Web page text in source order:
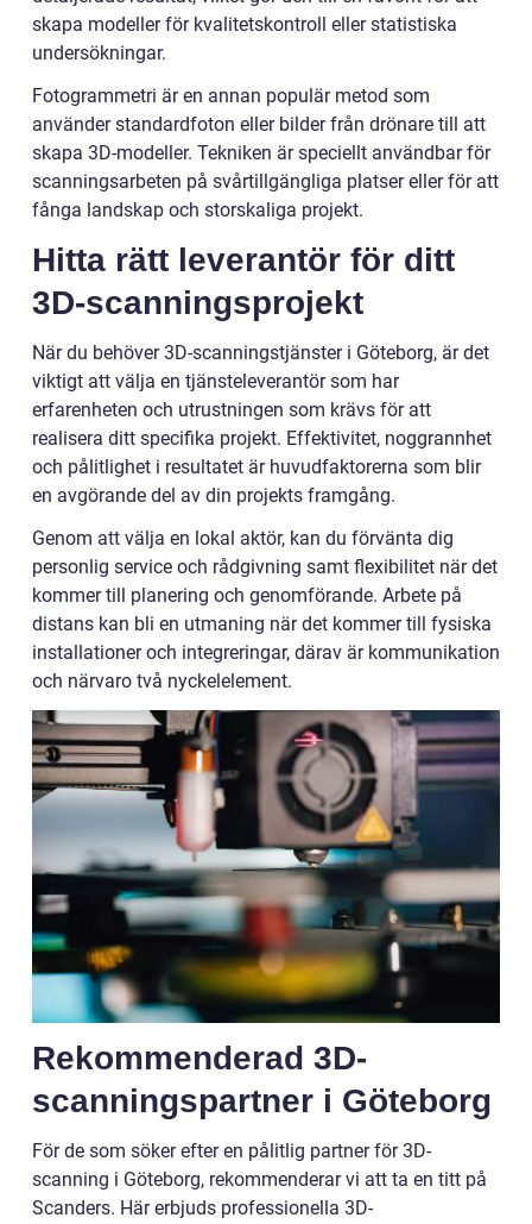
skapa modeller för kvalitetskontroll eller statistiska
undersökningar.
Fotogrammetri är en annan populär metod som
använder standardfoton eller bilder från drönare till att
skapa 3D-modeller. Tekniken är speciellt användbar för
scanningsarbeten på svårtillgängliga platser eller för att
fånga landskap och storskaliga projekt.
Hitta rätt leverantör för ditt
3D-scanningsprojekt
När du behöver 3D-scanningstjänster i Göteborg, är det
viktigt att välja en tjänsteleverantör som har
erfarenheten och utrustningen som krävs för att
realisera ditt specifika projekt. Effektivitet, noggrannhet
och pålitlighet i resultatet är huvudfaktorerna som blir
en avgörande del av din projekts framgång.
Genom att välja en lokal aktör, kan du förvänta dig
personlig service och rådgivning samt flexibilitet när det
kommer till planering och genomförande. Arbete på
distans kan bli en utmaning när det kommer till fysiska
installationer och integreringar, därav är kommunikation
och närvaro två nyckelelement.
Rekommenderad 3D-
scanningspartner i Göteborg
För de som söker efter en pålitlig partner för 3D-
scanning i Göteborg, rekommenderar vi att ta en titt på
Scanders. Här erbjuds professionella 3D-